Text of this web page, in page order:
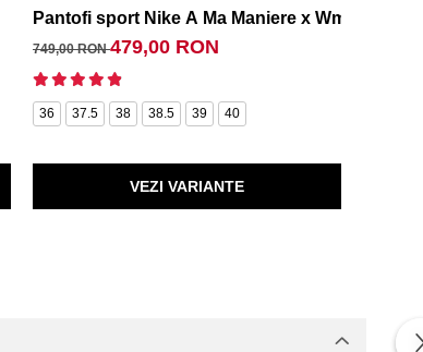
Pantofi sport Nike A Ma Maniere x Wmns Air
749,00 RON479,00 RON
36 37.5 38 38.5 39 40
VEZI VARIANTE